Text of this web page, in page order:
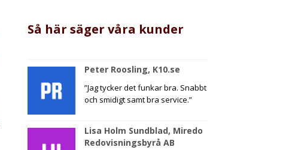
Så här säger våra kunder
Peter Roosling, K10.se
”Jag tycker det funkar bra. Snabbt
och smidigt samt bra service.”
Lisa Holm Sundblad, Miredo
Redovisningsbyrå AB